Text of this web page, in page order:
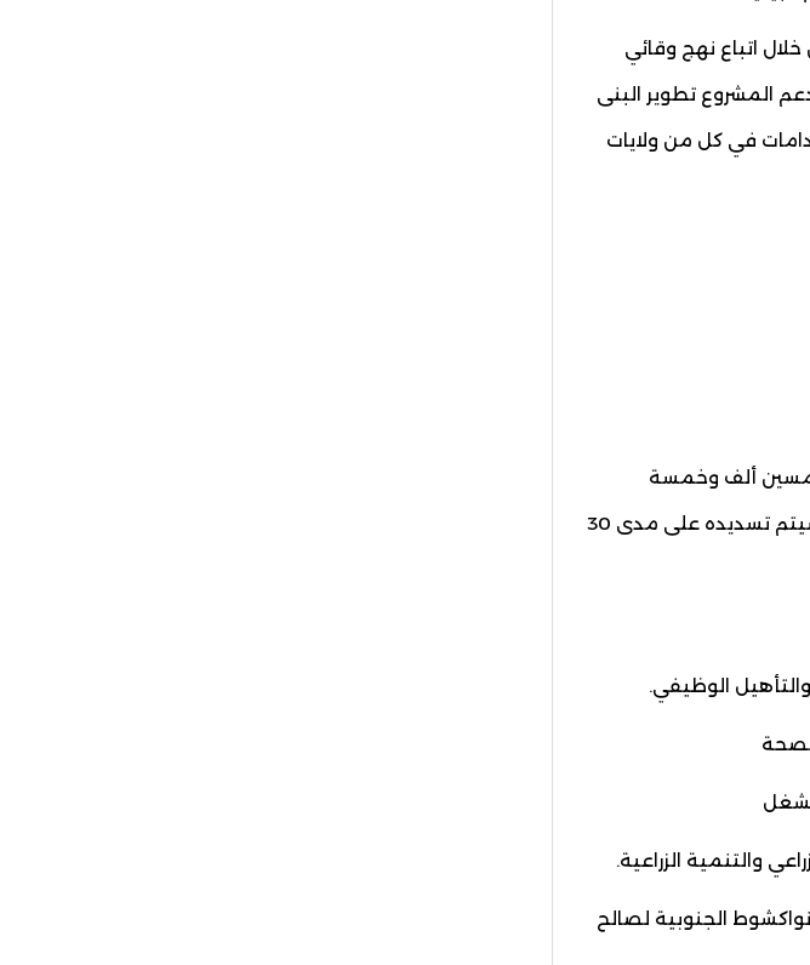
اتباع نهج وقائي
المشروع تطوير البنى
في كل من ولايات
ألف وخمسة
وعشرين (13 256 025) وحدة حسابية، وهو ما يناهز 700 185 000 أوقية جديدة، سيتم تسديده على مدى 30
الوظيفي.
والتنمية الزراعية.
الجنوبية لصالح